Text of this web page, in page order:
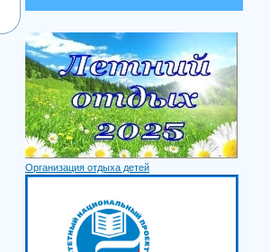
Организация отдыха детей